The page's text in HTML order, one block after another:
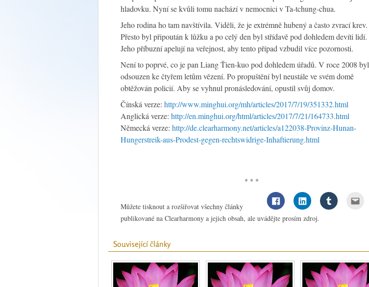
hladovku. Nyní se kvůli tomu nachází v nemocnici v Ta-tchung-chua.
Jeho rodina ho tam navštívila. Viděli, že je extrémně hubený a často zvrací krev.
Přesto byl připoután k lůžku a po celý den byl střídavě pod dohledem devíti lidí.
Jeho příbuzní apelují na veřejnost, aby tento případ vzbudil více pozornosti.
Není to poprvé, co je pan Liang Ťien-kuo pod dohledem úřadů. V roce 2008 byl
odsouzen ke čtyřem letům vězení. Po propuštění byl neustále ve svém domě
obtěžován policií. Aby se vyhnul pronásledování, opustil svůj domov.
Čínská verze: http://www.minghui.org/mh/articles/2017/7/19/351332.html
Anglická verze: http://en.minghui.org/html/articles/2017/7/21/164733.html
Německá verze: http://de.clearharmony.net/articles/a122038-Provinz-Hunan-
Hungerstreik-aus-Prodest-gegen-rechtswidrige-Inhaftierung.html
* * *
Můžete tisknout a rozšiřovat všechny články
publikované na Clearharmony a jejich obsah, ale uvádějte prosím zdroj.
Související články